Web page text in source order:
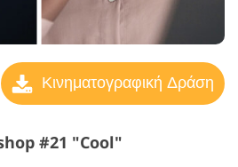
Κινηματογραφική Δράση
#21 "Cool"